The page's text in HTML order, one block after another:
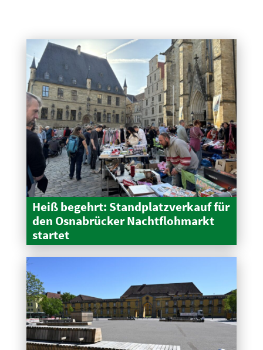
Heiß begehrt: Stand­platz­verkauf für
den Osnabrücker Nacht­floh­markt
startet